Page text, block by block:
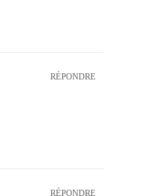
RÉPONDRE
RÉPONDRE